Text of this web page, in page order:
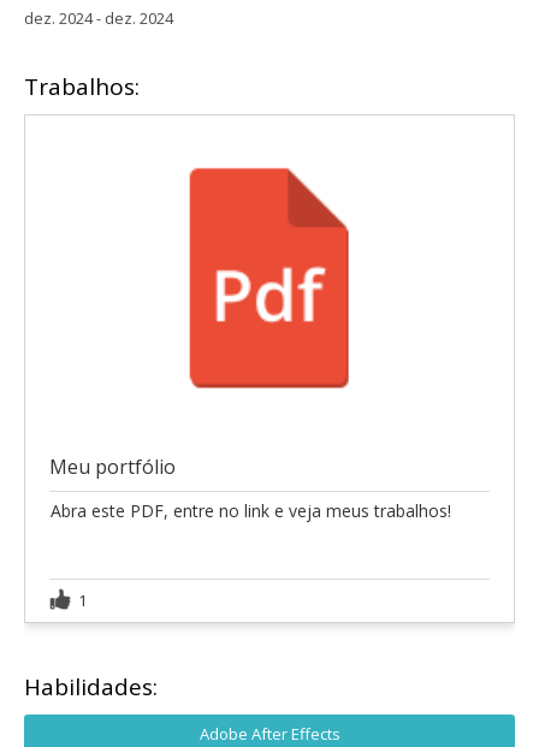
dez. 2024 - dez. 2024
Trabalhos:
Meu portfólio
Abra este PDF, entre no link e veja meus trabalhos!
1
Habilidades:
Adobe After Effects